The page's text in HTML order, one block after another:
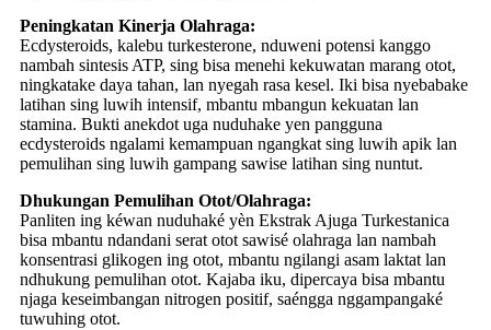
Peningkatan Kinerja Olahraga:
Ecdysteroids, kalebu turkesterone, nduweni potensi kanggo
nambah sintesis ATP, sing bisa menehi kekuwatan marang otot,
ningkatake daya tahan, lan nyegah rasa kesel. Iki bisa nyebabake
latihan sing luwih intensif, mbantu mbangun kekuatan lan
stamina. Bukti anekdot uga nuduhake yen pangguna
ecdysteroids ngalami kemampuan ngangkat sing luwih apik lan
pemulihan sing luwih gampang sawise latihan sing nuntut.
Dhukungan Pemulihan Otot/Olahraga:
Panliten ing kéwan nuduhaké yèn Ekstrak Ajuga Turkestanica
bisa mbantu ndandani serat otot sawisé olahraga lan nambah
konsentrasi glikogen ing otot, mbantu ngilangi asam laktat lan
ndhukung pemulihan otot. Kajaba iku, dipercaya bisa mbantu
njaga keseimbangan nitrogen positif, saéngga nggampangaké
tuwuhing otot.